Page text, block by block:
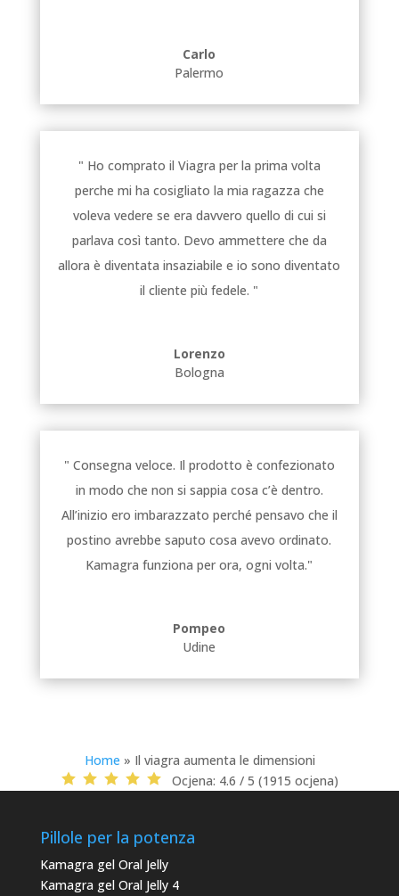
Carlo
Palermo
" Ho comprato il Viagra per la prima volta
perche mi ha cosigliato la mia ragazza che
voleva vedere se era davvero quello di cui si
parlava così tanto. Devo ammettere che da
allora è diventata insaziabile e io sono diventato
il cliente più fedele. "
Lorenzo
Bologna
" Consegna veloce. Il prodotto è confezionato
in modo che non si sappia cosa c’è dentro.
All’inizio ero imbarazzato perché pensavo che il
postino avrebbe saputo cosa avevo ordinato.
Kamagra funziona per ora, ogni volta."
Pompeo
Udine
Home » Il viagra aumenta le dimensioni
Ocjena: 4.6 / 5 (1915 ocjena)
Pillole per la potenza
Kamagra gel Oral Jelly
Kamagra gel Oral Jelly 4